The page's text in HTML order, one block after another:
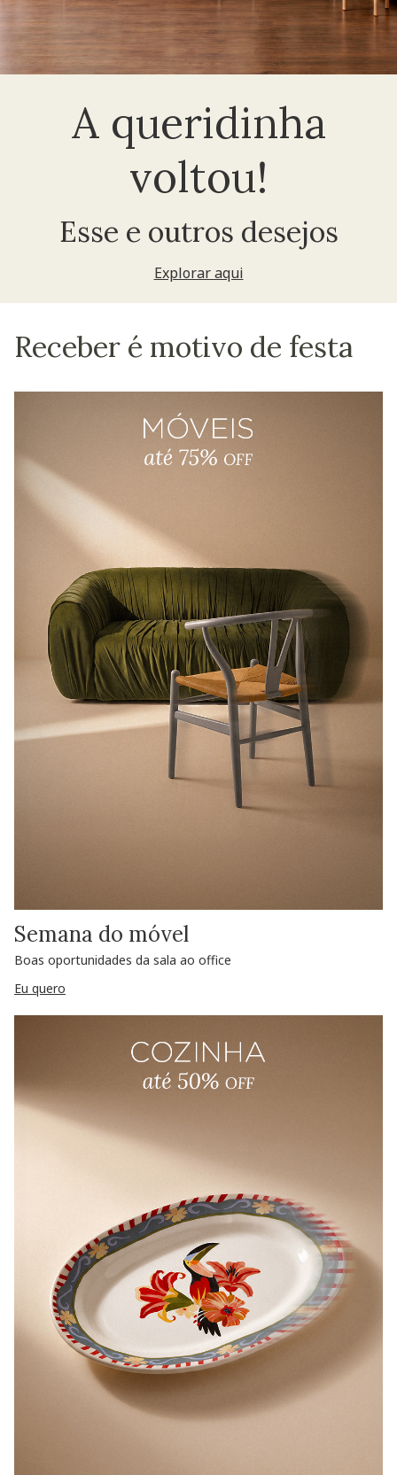
A queridinha
voltou!
Esse e outros desejos
Explorar aqui
Receber é motivo de festa
Semana do móvel
Boas oportunidades da sala ao office
Eu quero